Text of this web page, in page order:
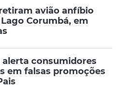
avião anfíbio
Corumbá, em
alerta consumidores
em falsas promoções